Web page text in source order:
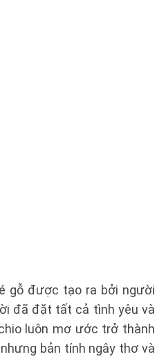
gỗ được tạo ra bởi người
đã đặt tất cả tình yêu và
luôn mơ ước trở thành
bản tính ngây thơ và